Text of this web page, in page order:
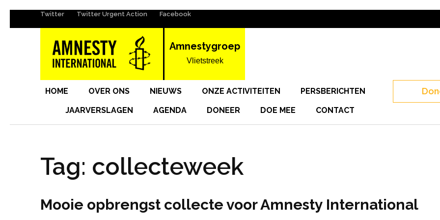
naar
Twitter Twitter Urgent Action Facebook
Amnestygroep
Vlietstreek
HOME OVER ONS NIEUWS ONZE ACTIVITEITEN PERSBERICHTEN
JAARVERSLAGEN AGENDA DONEER DOE MEE CONTACT
Tag: collecteweek
Mooie opbrengst collecte voor Amnesty International